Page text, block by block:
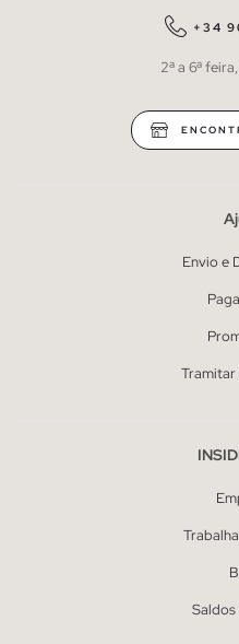
+34
2ª a 6ª
Envio e